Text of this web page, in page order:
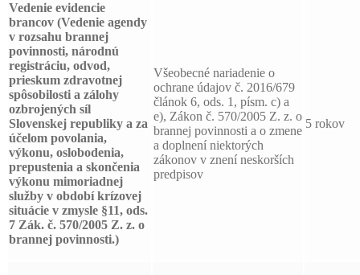
Vedenie evidencie
brancov (Vedenie agendy
v rozsahu brannej
povinnosti, národnú
registráciu, odvod,
prieskum zdravotnej
spôsobilosti a zálohy
ozbrojených síl
Slovenskej republiky a za
účelom povolania,
výkonu, oslobodenia,
prepustenia a skončenia
výkonu mimoriadnej
služby v období krízovej
situácie v zmysle §11, ods.
7 Zák. č. 570/2005 Z. z. o
brannej povinnosti.)
Všeobecné nariadenie o
ochrane údajov č. 2016/679
článok 6, ods. 1, písm. c) a
e), Zákon č. 570/2005 Z. z. o
brannej povinnosti a o zmene
a doplnení niektorých
zákonov v znení neskorších
predpisov
5 rokov